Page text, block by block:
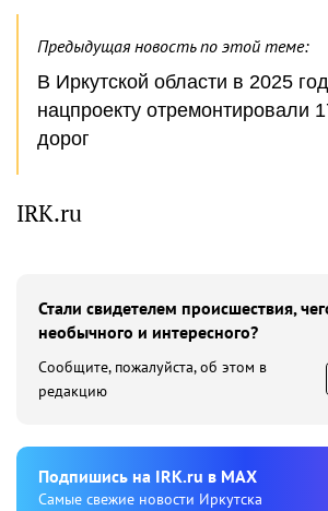
Предыдущая новость по этой теме:
В Иркутской области в 2025
нацпроекту отремонтировали
дорог
IRK.ru
Стали свидетелем происшествия,
необычного и интересного?
Сообщите, пожалуйста, об этом в
редакцию
Подпишиcь на IRK.ru в MAX
Cамые свежие новости Иркутска